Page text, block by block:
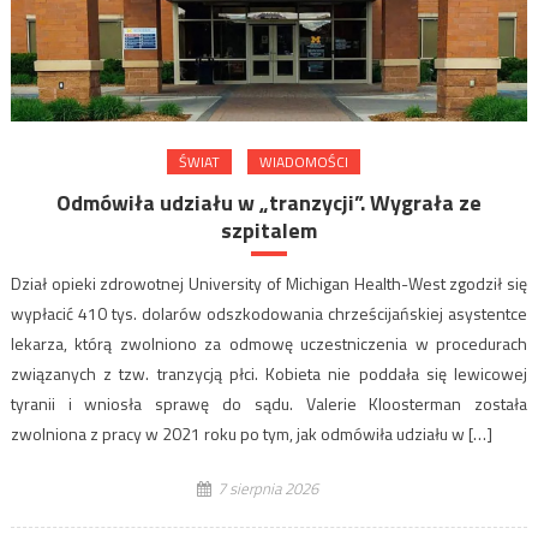
ŚWIAT WIADOMOŚCI
Odmówiła udziału w „tranzycji”. Wygrała ze
szpitalem
Dział opieki zdrowotnej University of Michigan Health-West zgodził się
wypłacić 410 tys. dolarów odszkodowania chrześcijańskiej asystentce
lekarza, którą zwolniono za odmowę uczestniczenia w procedurach
związanych z tzw. tranzycją płci. Kobieta nie poddała się lewicowej
tyranii i wniosła sprawę do sądu. Valerie Kloosterman została
zwolniona z pracy w 2021 roku po tym, jak odmówiła udziału w […]
7 sierpnia 2026